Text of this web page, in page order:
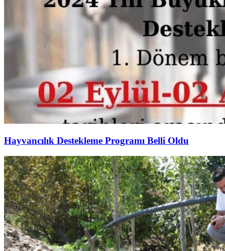
Hayvancılık Destekleme Programı Belli Oldu